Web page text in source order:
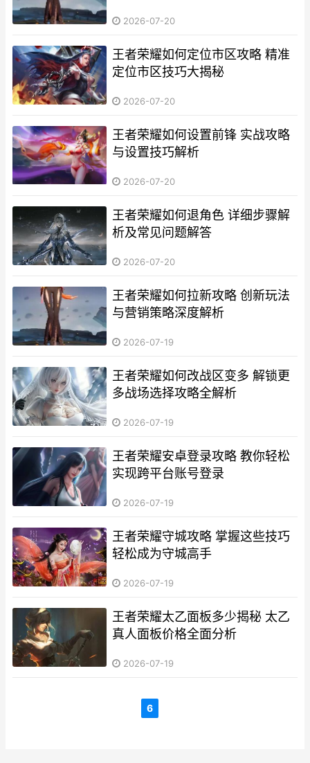
2026-07-20
王者荣耀如何定位市区攻略 精准
定位市区技巧大揭秘
2026-07-20
王者荣耀如何设置前锋 实战攻略
与设置技巧解析
2026-07-20
王者荣耀如何退角色 详细步骤解
析及常见问题解答
2026-07-20
王者荣耀如何拉新攻略 创新玩法
与营销策略深度解析
2026-07-19
王者荣耀如何改战区变多 解锁更
多战场选择攻略全解析
2026-07-19
王者荣耀安卓登录攻略 教你轻松
实现跨平台账号登录
2026-07-19
王者荣耀守城攻略 掌握这些技巧
轻松成为守城高手
2026-07-19
王者荣耀太乙面板多少揭秘 太乙
真人面板价格全面分析
2026-07-19
6